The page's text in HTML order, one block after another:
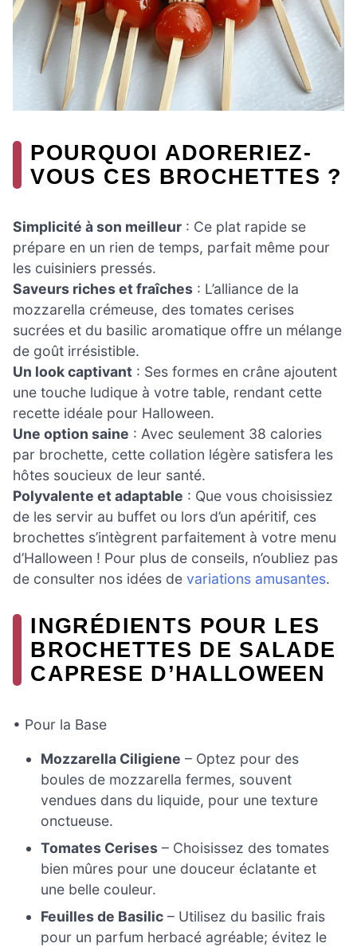
POURQUOI ADORERIEZ-
VOUS CES BROCHETTES ?
Simplicité à son meilleur : Ce plat rapide se
prépare en un rien de temps, parfait même pour
les cuisiniers pressés.
Saveurs riches et fraîches : L’alliance de la
mozzarella crémeuse, des tomates cerises
sucrées et du basilic aromatique offre un mélange
de goût irrésistible.
Un look captivant : Ses formes en crâne ajoutent
une touche ludique à votre table, rendant cette
recette idéale pour Halloween.
Une option saine : Avec seulement 38 calories
par brochette, cette collation légère satisfera les
hôtes soucieux de leur santé.
Polyvalente et adaptable : Que vous choisissiez
de les servir au buffet ou lors d’un apéritif, ces
brochettes s’intègrent parfaitement à votre menu
d’Halloween ! Pour plus de conseils, n’oubliez pas
de consulter nos idées de variations amusantes.
INGRÉDIENTS POUR LES
BROCHETTES DE SALADE
CAPRESE D’HALLOWEEN
• Pour la Base
Mozzarella Ciligiene – Optez pour des
boules de mozzarella fermes, souvent
vendues dans du liquide, pour une texture
onctueuse.
Tomates Cerises – Choisissez des tomates
bien mûres pour une douceur éclatante et
une belle couleur.
Feuilles de Basilic – Utilisez du basilic frais
pour un parfum herbacé agréable; évitez le